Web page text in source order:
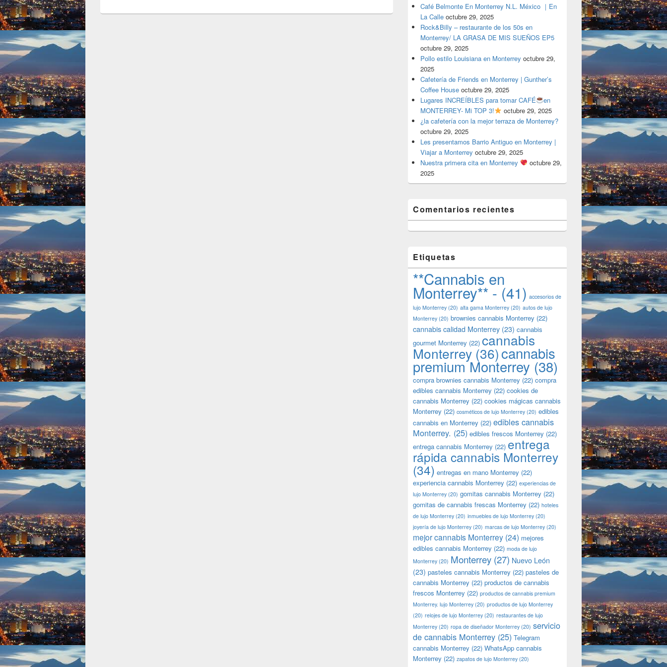
Café Belmonte En Monterrey N.L. México ｜En
La Calle octubre 29, 2025
Rock&Billy – restaurante de los 50s en
Monterrey/ LA GRASA DE MIS SUEÑOS EP5
octubre 29, 2025
Pollo estilo Louisiana en Monterrey octubre 29,
2025
Cafetería de Friends en Monterrey | Gunther’s
Coffee House octubre 29, 2025
Lugares INCREÍBLES para tomar CAFÉ
en
MONTERREY- Mi TOP 3!
octubre 29, 2025
¿la cafetería con la mejor terraza de Monterrey?
octubre 29, 2025
Les presentamos Barrio Antiguo en Monterrey |
Viajar a Monterrey octubre 29, 2025
Nuestra primera cita en Monterrey
octubre 29,
2025
Comentarios recientes
Etiquetas
**Cannabis en
Monterrey** - (41) accesorios de
lujo Monterrey (20) alta gama Monterrey (20) autos de lujo
Monterrey (20) brownies cannabis Monterrey (22)
cannabis calidad Monterrey (23) cannabis
gourmet Monterrey (22) cannabis
Monterrey (36)cannabis
premium Monterrey (38)
compra brownies cannabis Monterrey (22) compra
edibles cannabis Monterrey (22) cookies de
cannabis Monterrey (22) cookies mágicas cannabis
Monterrey (22) cosméticos de lujo Monterrey (20) edibles
cannabis en Monterrey (22) edibles cannabis
Monterrey. (25) edibles frescos Monterrey (22)
entrega cannabis Monterrey (22) entrega
rápida cannabis Monterrey
(34) entregas en mano Monterrey (22)
experiencia cannabis Monterrey (22) experiencias de
lujo Monterrey (20) gomitas cannabis Monterrey (22)
gomitas de cannabis frescas Monterrey (22) hoteles
de lujo Monterrey (20) inmuebles de lujo Monterrey (20)
joyería de lujo Monterrey (20) marcas de lujo Monterrey (20)
mejor cannabis Monterrey (24) mejores
edibles cannabis Monterrey (22) moda de lujo
Monterrey (20) Monterrey (27) Nuevo León
(23) pasteles cannabis Monterrey (22) pasteles de
cannabis Monterrey (22) productos de cannabis
frescos Monterrey (22) productos de cannabis premium
Monterrey. lujo Monterrey (20) productos de lujo Monterrey
(20) relojes de lujo Monterrey (20) restaurantes de lujo
Monterrey (20) ropa de diseñador Monterrey (20) servicio
de cannabis Monterrey (25) Telegram
cannabis Monterrey (22) WhatsApp cannabis
Monterrey (22) zapatos de lujo Monterrey (20)